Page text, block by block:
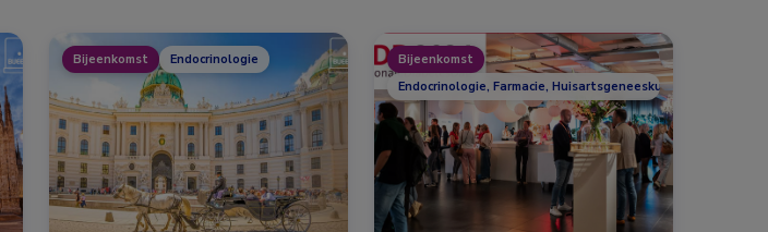
Bijeenkomst Endocrinologie
Bijeenkomst
Endocrinologie, Farmacie, Huisartsgeneeskunde, Overig,